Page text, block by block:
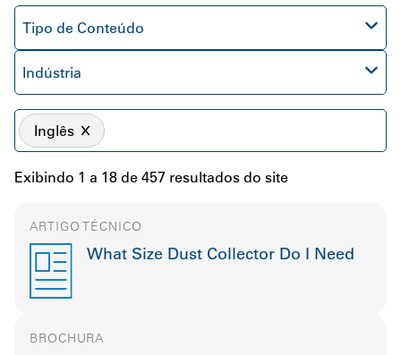
Tipo de Conteúdo
Indústria
Inglês
Exibindo 1 a 18 de 457 resultados do site
ARTIGO TÉCNICO
What Size Dust Collector Do I Need
BROCHURA